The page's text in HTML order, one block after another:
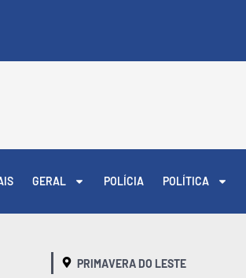
GERAL POLÍCIA POLÍTICA
PRIMAVERA DO LESTE